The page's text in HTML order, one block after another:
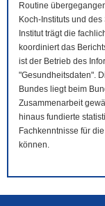
Routine
Koch-Instituts und
Institut trägt die
koordiniert das
ist der Betrieb des
"Gesundheitsdaten".
Bundes liegt beim
Zusammenarbeit
hinaus fundierte
Fachkenntnisse für
können.